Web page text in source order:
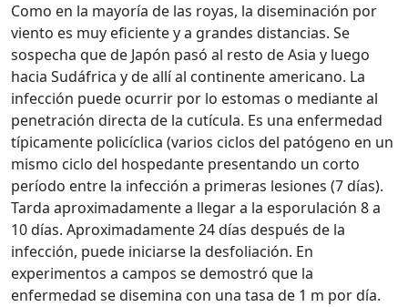
Como en la mayoría de las royas, la diseminación por
viento es muy eficiente y a grandes distancias. Se
sospecha que de Japón pasó al resto de Asia y luego
hacia Sudáfrica y de allí al continente americano. La
infección puede ocurrir por lo estomas o mediante al
penetración directa de la cutícula. Es una enfermedad
típicamente policíclica (varios ciclos del patógeno en un
mismo ciclo del hospedante presentando un corto
período entre la infección a primeras lesiones (7 días).
Tarda aproximadamente a llegar a la esporulación 8 a
10 días. Aproximadamente 24 días después de la
infección, puede iniciarse la desfoliación. En
experimentos a campos se demostró que la
enfermedad se disemina con una tasa de 1 m por día.